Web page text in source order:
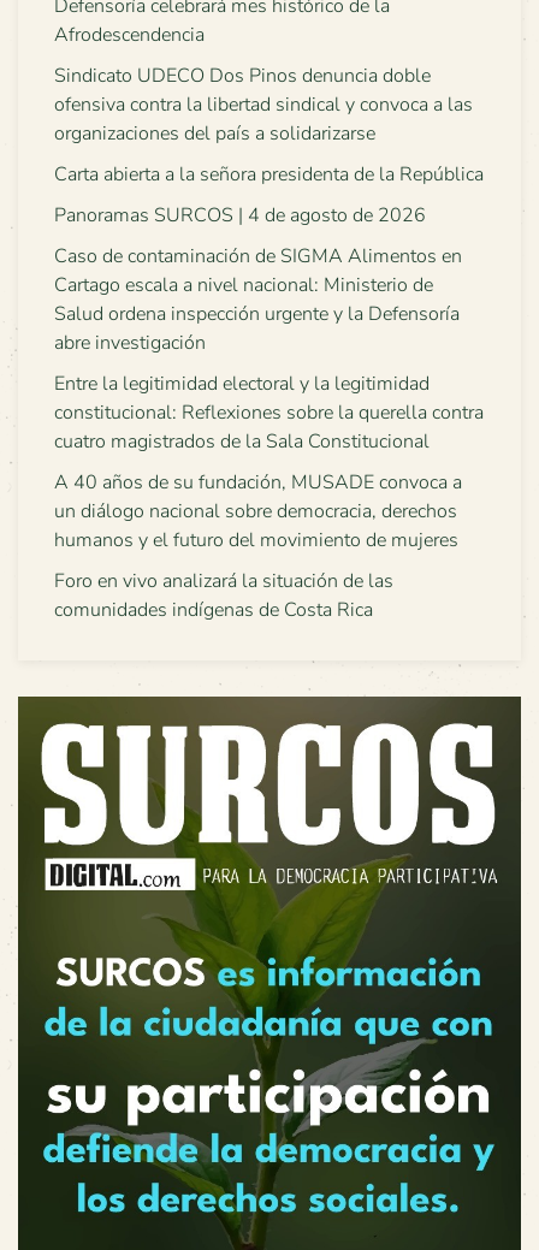
Defensoría celebrará mes histórico de la
Afrodescendencia
Sindicato UDECO Dos Pinos denuncia doble
ofensiva contra la libertad sindical y convoca a las
organizaciones del país a solidarizarse
Carta abierta a la señora presidenta de la República
Panoramas SURCOS | 4 de agosto de 2026
Caso de contaminación de SIGMA Alimentos en
Cartago escala a nivel nacional: Ministerio de
Salud ordena inspección urgente y la Defensoría
abre investigación
Entre la legitimidad electoral y la legitimidad
constitucional: Reflexiones sobre la querella contra
cuatro magistrados de la Sala Constitucional
A 40 años de su fundación, MUSADE convoca a
un diálogo nacional sobre democracia, derechos
humanos y el futuro del movimiento de mujeres
Foro en vivo analizará la situación de las
comunidades indígenas de Costa Rica